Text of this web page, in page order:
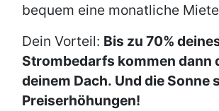
bequem eine monatliche
Dein Vorteil: Bis zu 70%
Strombedarfs kommen dann
deinem Dach. Und die Sonne
Preiserhöhungen!